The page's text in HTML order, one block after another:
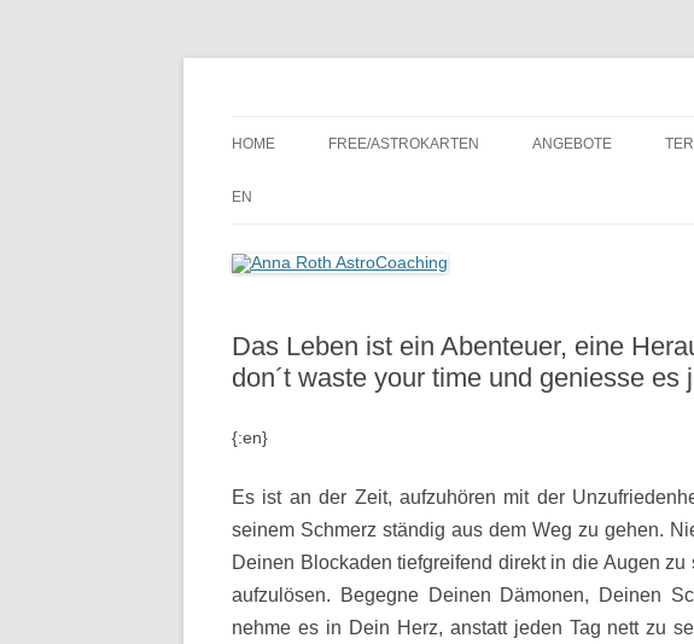
HOME FREE/ASTROKARTEN ANGEBOTE
EN
Das Leben ist ein Abenteuer, eine
don´t waste your time und geniesse es
{:en}
Es ist an der Zeit, aufzuhören mit der
seinem Schmerz ständig aus dem Weg zu gehen.
Deinen Blockaden tiefgreifend direkt in die Augen
aufzulösen. Begegne Deinen Dämonen, Deinen
nehme es in Dein Herz, anstatt jeden Tag nett zu